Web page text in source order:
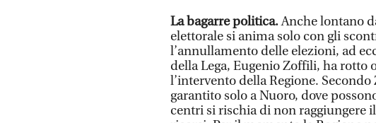
La bagarre politica.Anche lontano
elettorale si anima solo con gli
l’annullamento delle elezioni, ad
della Lega, Eugenio Zoffili, ha rotto
l’intervento della Regione.
garantito solo a Nuoro, dove
centri si rischia di non raggiungere